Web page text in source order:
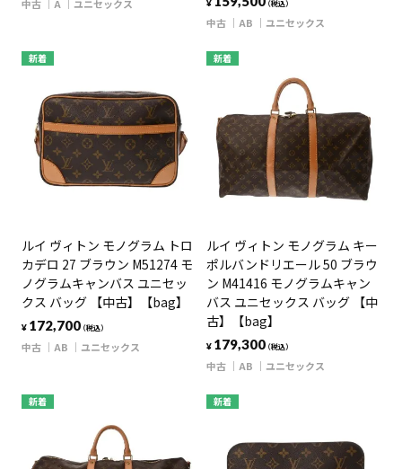
中古 A ユニセックス ¥ （税込）
中古 AB ユニセックス
新着
ルイ ヴィトン モノグラム トロ
カデロ 27 ブラウン M51274 モ
ノグラムキャンバス ユニセッ
クス バッグ 【中古】【bag】
¥ 172,700（税込）
中古 AB ユニセックス
新着
ルイ ヴィトン モノグラム キー
ポルバンドリエール 50 ブラウ
ン M41416 モノグラムキャン
バス ユニセックス バッグ 【中
古】【bag】
¥ 179,300（税込）
中古 AB ユニセックス
新着 新着